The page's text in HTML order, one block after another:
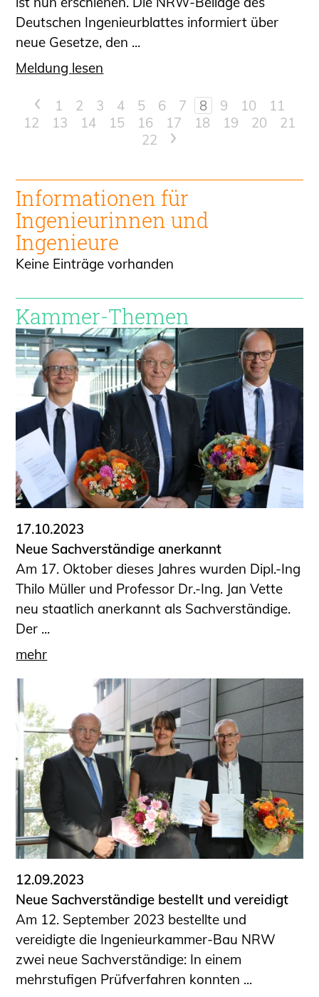
Deutschen Ingenieurblattes informiert über
neue Gesetze, den ...
Meldung lesen
< 1 2 3 4 5 6 7 8 9 10
11
12
13 14 15 16 17 18 19 20
21
22
>
Informationen für
Ingenieurinnen und
Ingenieure
Keine Einträge vorhanden
Kammer-Themen
17.10.2023
Neue Sachverständige anerkannt
Am 17. Oktober dieses Jahres wurden Dipl.-Ing
Thilo Müller und Professor Dr.-Ing. Jan Vette
neu staatlich anerkannt als Sachverständige.
Der ...
mehr
12.09.2023
Neue Sachverständige bestellt und vereidigt
Am 12. September 2023 bestellte und
vereidigte die Ingenieurkammer-Bau NRW
zwei neue Sachverständige: In einem
mehrstufigen Prüfverfahren konnten ...